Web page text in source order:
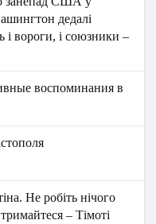
дедалі
і вороги, і союзники –
воспоминания в
Не робіть нічого
– Тімоті